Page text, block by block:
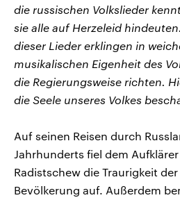
die russischen Volkslieder
sie alle auf Herzeleid
dieser Lieder erklingen in
musikalischen Eigenheit des
die Regierungsweise richten.
die Seele unseres Volkes
Auf seinen Reisen durch
Jahrhunderts fiel dem
Radistschew die Traurigkeit
Bevölkerung auf. Außerdem